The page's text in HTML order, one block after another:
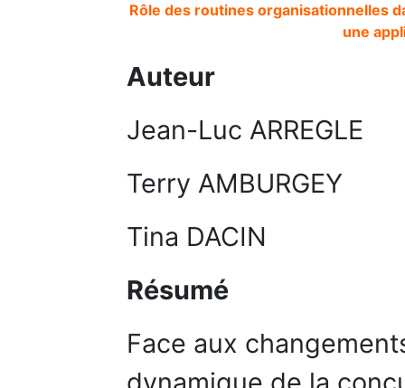
Rôle des routines organisationnelles
une
Auteur
Jean-Luc ARREGLE
Terry AMBURGEY
Tina DACIN
Résumé
Face aux